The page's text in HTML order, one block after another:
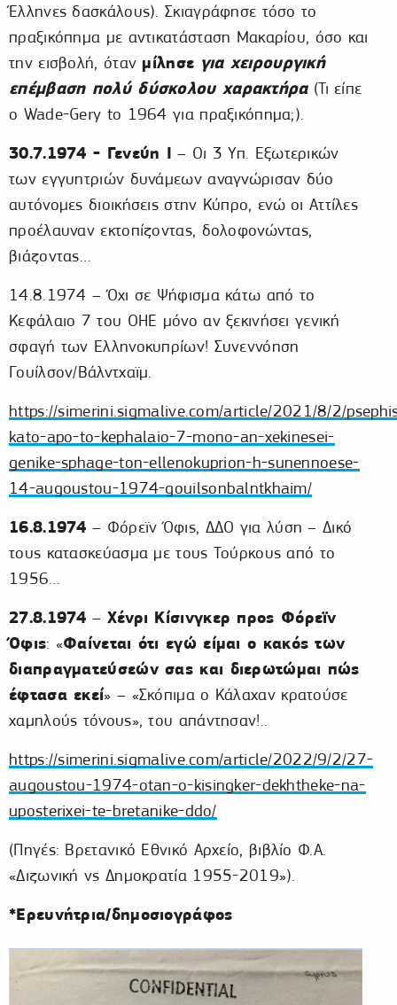
Έλληνες δασκάλους). Σκιαγράφησε τόσο το
πραξικόπημα με αντικατάσταση Μακαρίου, όσο και
την εισβολή, ότανμίλησε για χειρουργική
επέμβαση πολύ δύσκολου χαρακτήρα(Τι είπε
ο Wade-Gery to 1964 για πραξικόπημα;).
30.7.1974 - Γενεύη Ι – Οι 3 Υπ. Εξωτερικών
των εγγυητριών δυνάμεων αναγνώρισαν δύο
αυτόνομες διοικήσεις στην Κύπρο, ενώ οι Αττίλες
προέλαυναν εκτοπίζοντας, δολοφονώντας,
βιάζοντας…
14.8.1974 – Όχι σε Ψήφισμα κάτω από το
Κεφάλαιο 7 του ΟΗΕ μόνο αν ξεκινήσει γενική
σφαγή των Ελληνοκυπρίων! Συνεννόηση
Γουίλσον/Βάλντχαϊμ.
https://simerini.sigmalive.com/article/2021/8/2/
kato-apo-to-kephalaio-7-mono-an-xekinesei-
genike-sphage-ton-ellenokuprion-h-sunennoese-
14-augoustou-1974-gouilsonbalntkhaim/
16.8.1974 – Φόρεϊν Όφις, ΔΔΟ για λύση – Δικό
τους κατασκεύασμα με τους Τούρκους από το
1956…
27.8.1974 – Χένρι Κίσινγκερ προς Φόρεϊν
Όφις: «Φαίνεται ότι εγώ είμαι ο κακός των
διαπραγματεύσεών σας και διερωτώμαι πώς
έφτασα εκεί» – «Σκόπιμα ο Κάλαχαν κρατούσε
χαμηλούς τόνους», του απάντησαν!..
https://simerini.sigmalive.com/article/2022/9/2/27-
augoustou-1974-otan-o-kisingker-dekhtheke-na-
uposterixei-te-bretanike-ddo/
(Πηγές: Βρετανικό Εθνικό Αρχείο, βιβλίο Φ.Α.
«Διζωνική vs Δημοκρατία 1955-2019»).
*Ερευνήτρια/δημοσιογράφος